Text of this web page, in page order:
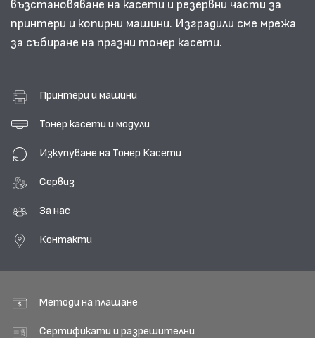
възстановяване на касети и резервни части за
принтери и копирни машини. Изградили сме мрежа
за събиране на празни тонер касети.
Принтери и машини
Тонер касети и модули
Изкупуване на Тонер Касети
Сервиз
За нас
Контакти
Методи на плащане
Сертификати и разрешителни